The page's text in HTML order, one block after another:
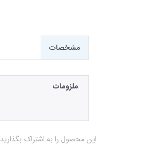
مشخصات
ملزومات
این محصول را به اشتراک بگذارید